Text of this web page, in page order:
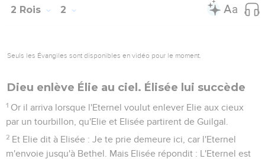
2 Rois 2
Seuls les Évangiles sont disponibles en vidéo pour le moment.
Dieu enlève Élie au ciel. Élisée lui succède
1 Or il arriva lorsque l'Eternel voulut enlever Elie aux cieux
par un tourbillon, qu'Elie et Elisée partirent de Guilgal.
2 Et Elie dit à Elisée : Je te prie demeure ici, car l'Eternel
m'envoie jusqu'à Bethel. Mais Elisée répondit : L'Eternel est